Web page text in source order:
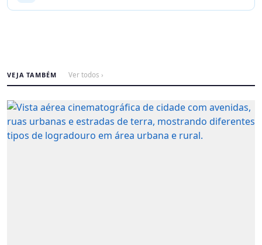
VEJA TAMBÉM Ver todos ›